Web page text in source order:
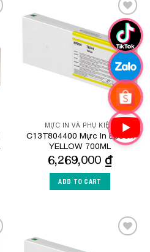
Add to
Wishlist
MỰC IN VÀ PHỤ KIỆN
C13T804400 Mực In Epson
YELLOW 700ML
6,269,000 ₫
ADD TO CART